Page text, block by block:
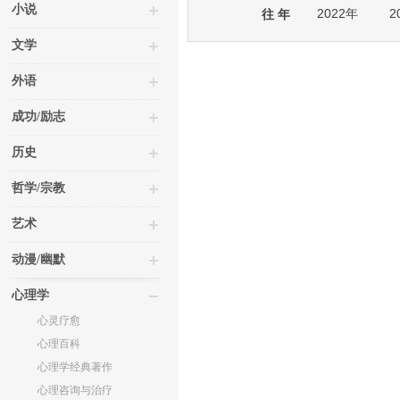
小说
文学
外语
成功/励志
历史
哲学/宗教
艺术
动漫/幽默
心理学
心灵疗愈
心理百科
心理学经典著作
心理咨询与治疗
往 年 2022年